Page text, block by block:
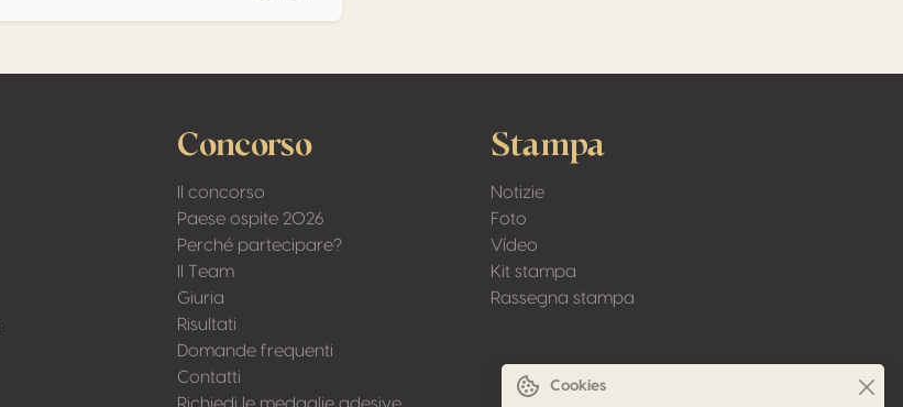
Concorso
Il concorso
Paese ospite 2026
Perché partecipare?
Il Team
Giuria
Risultati
Domande frequenti
Contatti
Stampa
Notizie
Foto
Vídeo
Kit stampa
Rassegna stampa
Cookies